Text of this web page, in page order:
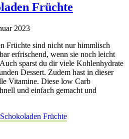
Früchte
2023
Früchte sind nicht nur himmlisch
erfrischend, wenn sie noch leicht
sparst du dir viele Kohlenhydrate
Dessert. Zudem hast in dieser
Vitamine. Diese low Carb
und einfach gemacht und
Früchte